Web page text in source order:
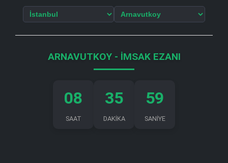
ARNAVUTKOY - İMSAK EZANI
08
SAAT
35
DAKİKA
58
SANİYE